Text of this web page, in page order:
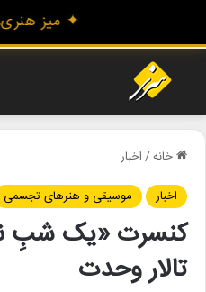
خانه/اخبار
اخبار
موسیقی و هنرهای تجسمی
کنسرت «یک شبِ
تالار وحدت
✦ میز